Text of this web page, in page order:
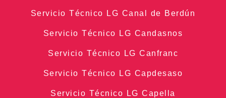
Servicio Técnico LG Canal de Berdún
Servicio Técnico LG Candasnos
Servicio Técnico LG Canfranc
Servicio Técnico LG Capdesaso
Servicio Técnico LG Capella